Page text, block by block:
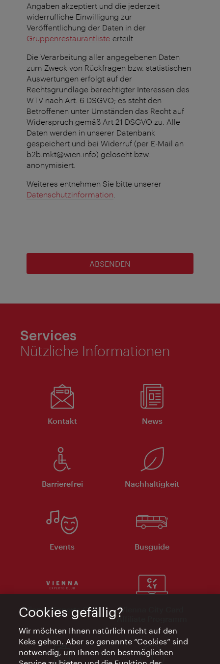
Angaben akzeptiert und die jederzeit
widerrufliche Einwilligung zur
Veröffentlichung der Daten in der
Gruppenrestaurantliste erteilt.
Die Verarbeitung aller angegebenen Daten
zum Zweck von Rückfragen bzw. statistischen
Auswertungen erfolgt auf der
Rechtsgrundlage berechtigter Interessen des
WTV nach Art. 6 DSGVO; es steht den
Betroffenen unter Umständen das Recht auf
Widerspruch gemäß Art 21 DSGVO zu. Alle
Daten werden in unserer Datenbank
gespeichert und bei Widerruf (per E-Mail an
b2b.mkt@wien.info) gelöscht bzw.
anonymisiert.
Weiteres entnehmen Sie bitte unserer
Datenschutzinformation
ABSENDEN
Services
Nützliche Informationen
Kontakt News
Barrierefrei Nachhaltigkeit
Events Busguide
Vienna Experts Club
Vienna City Card
Affiliate Programm
Cookies gefällig?
Wir möchten Ihnen natürlich nicht auf den
Keks gehen. Aber so genannte “Cookies” sind
notwendig, um Ihnen den bestmöglichen